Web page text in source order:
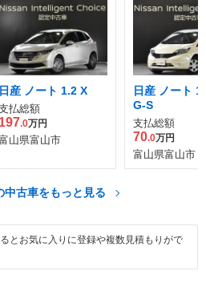
日産 ノート 1.2 X
払総額
197.0万円
山県富山市
日産 ノート
G-S
支払総額
70.0万円
富山県富山市
中古車をもっと見る
とお気に入りに登録や複数見積もりがで